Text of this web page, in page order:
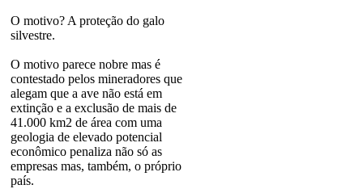
O motivo? A proteção do galo
silvestre.
O motivo parece nobre mas é
contestado pelos mineradores que
alegam que a ave não está em
extinção e a exclusão de mais de
41.000 km2 de área com uma
geologia de elevado potencial
econômico penaliza não só as
empresas mas, também, o próprio
país.